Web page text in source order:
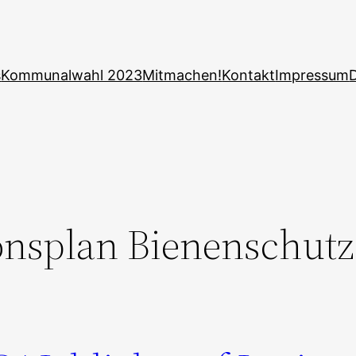
Kommunalwahl 2023Mitmachen!KontaktImpressum
Bienenschutz